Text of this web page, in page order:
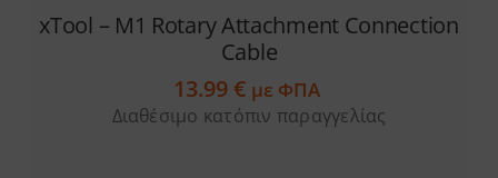
xTool – M1 Rotary Attachment Connection
Cable
13.99€ με ΦΠΑ
Διαθέσιμο κατόπιν παραγγελίας